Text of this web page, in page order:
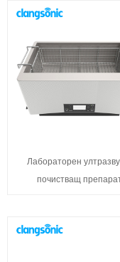
Лабораторен
почистващ